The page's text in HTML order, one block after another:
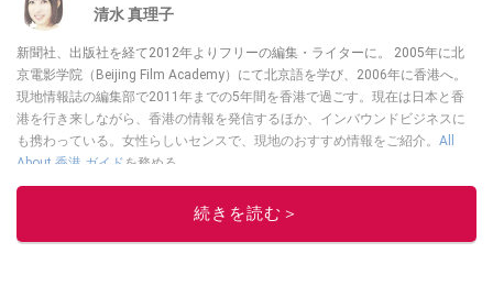
清水 真理子
新聞社、出版社を経て2012年よりフリーの編集・ライターに。 2005年に北
京電影学院（Beijing Film Academy）にて北京語を学び、2006年に香港へ。
現地情報誌の編集部で2011年までの5年間を香港で過ごす。現在は日本と香
港を行き来しながら、香港の情報を発信するほか、インバウンドビジネスに
も携わっている。女性らしいセンスで、現地のおすすめ情報をご紹介。 All
About 香港 ガイド を務める。
続きを読む＞